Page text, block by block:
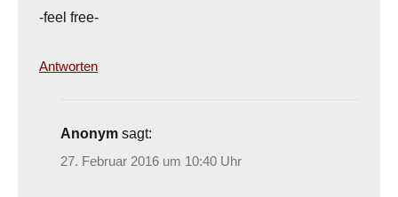
-feel free-
Antworten
Anonym sagt:
27. Februar 2016 um 10:40 Uhr